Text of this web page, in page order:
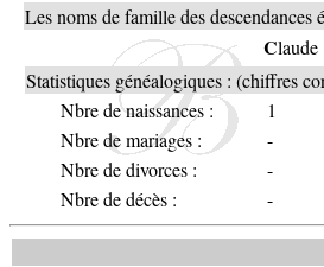
Les noms de famille des descendances
Claude
Statistiques généalogiques : (chiffres
Nbre de naissances :
1
Nbre de mariages :
-
Nbre de divorces :
-
Nbre de décès :
-